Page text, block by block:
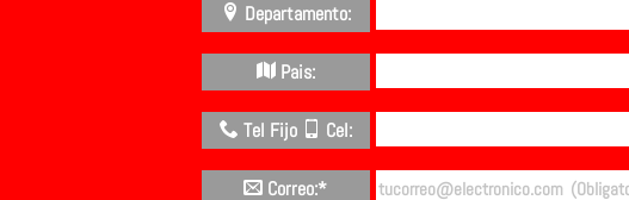
Departamento:
Pais:
Tel Fijo Cel:
Correo:*